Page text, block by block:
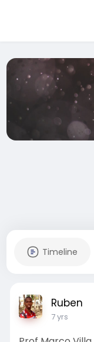
Timeline
Ruben
7 yrs